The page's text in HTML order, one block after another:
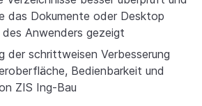
das Dokumente oder Desktop
des Anwenders gezeigt
der schrittweisen Verbesserung
Bedienbarkeit und
ZIS Ing-Bau